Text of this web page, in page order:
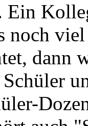
Ein
noch
dann